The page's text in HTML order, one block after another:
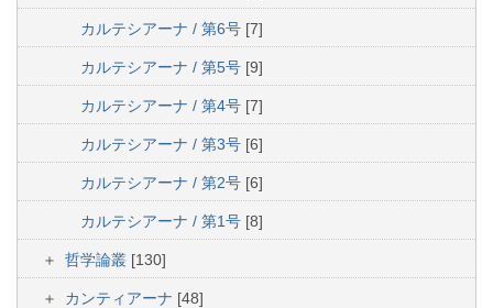
カルテシアーナ / 第6号 [7]
カルテシアーナ / 第5号 [9]
カルテシアーナ / 第4号 [7]
カルテシアーナ / 第3号 [6]
カルテシアーナ / 第2号 [6]
カルテシアーナ / 第1号 [8]
哲学論叢 [130]
カンティアーナ [48]